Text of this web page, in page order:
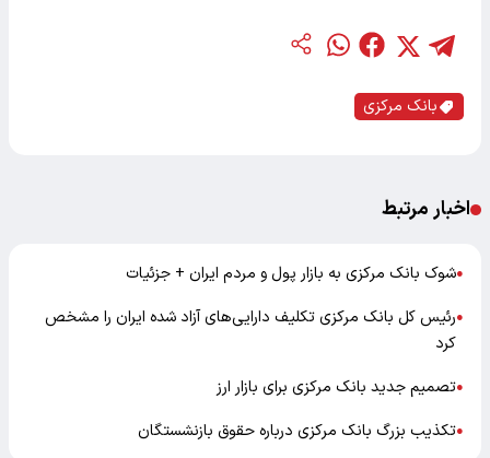
بانک مرکزی
اخبار مرتبط
●شوک بانک مرکزی به بازار پول و مردم ایران + جزئیات
●رئیس کل بانک مرکزی تکلیف دارایی‌های آزاد شده ایران را مشخص
کرد
●تصمیم جدید بانک مرکزی برای بازار ارز
●تکذیب بزرگ بانک مرکزی درباره حقوق بازنشستگان